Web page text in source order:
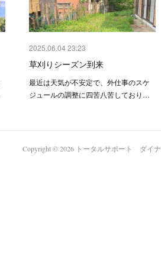
2025.06.04 23:23
草刈りシーズン到来
最近は天気が不安定で、外仕事のスケ
ジュールの調整に四苦八苦しており…
Copyright ©2026 トータルサポート ダイナ